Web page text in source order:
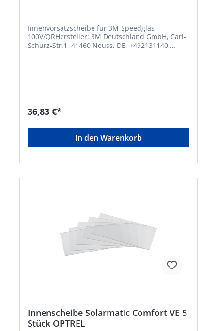
Innenvorsatzscheibe für 3M-Speedglas
100V/QRHersteller: 3M Deutschland GmbH, Carl-
Schurz-Str.1, 41460 Neuss, DE, +492131140,
36,83 €*
In den Warenkorb
Innenscheibe Solarmatic Comfort VE 5
Stück OPTREL